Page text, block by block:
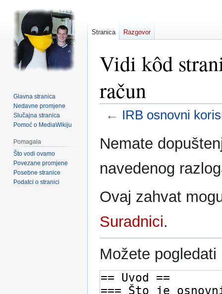
Vidi kôd
račun
← IRB osnovni
na
na
Nemate
navedenog
Ovaj zahvat
Suradnici.
Možete
Stranica Razgovor
Glavna stranica
Nedavne promjene
Slučajna stranica
Pomoć o MediaWikiju
Pomagala
Što vodi ovamo
Povezane promjene
Posebne stranice
Podatci o stranici